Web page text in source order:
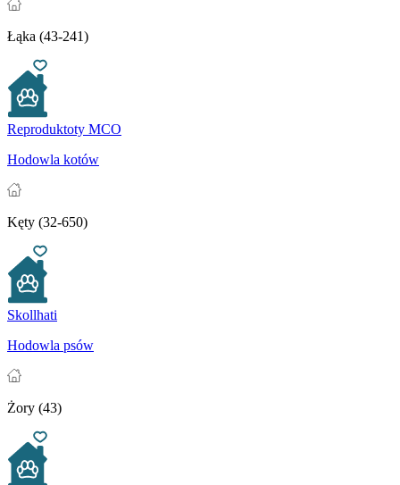
Łąka (43-241)
Reproduktoty MCO
Hodowla kotów
Kęty (32-650)
Skollhati
Hodowla psów
Żory (43)